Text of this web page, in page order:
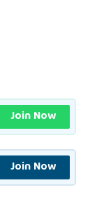
Join Now
Join Now